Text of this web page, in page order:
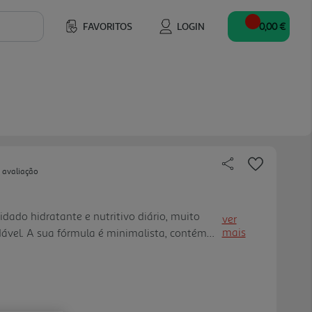
FAVORITOS LOGIN 0,00 €
avaliação
hidratante e nutritivo diário, muito
A sua fórmula é minimalista, contém
origem natural e foram escolhidos
ver
mais